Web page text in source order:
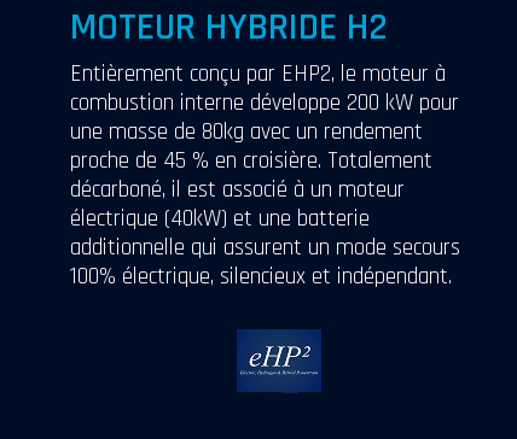
MOTEUR HYBRIDE H2
Entièrement conçu par EHP2, le moteur à
combustion interne développe 200 kW pour
une masse de 80kg avec un rendement
proche de 45 % en croisière. Totalement
décarboné, il est associé à un moteur
électrique (40kW) et une batterie
additionnelle qui assurent un mode secours
100% électrique, silencieux et indépendant.